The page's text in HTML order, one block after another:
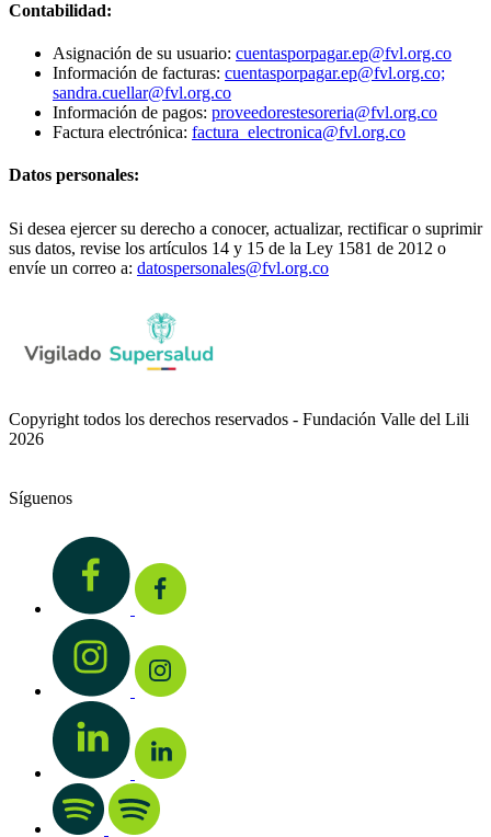
Contabilidad:
Asignación de su usuario: cuentasporpagar.ep@fvl.org.co
Información de facturas: cuentasporpagar.ep@fvl.org.co;
sandra.cuellar@fvl.org.co
Información de pagos: proveedorestesoreria@fvl.org.co
Factura electrónica: factura_electronica@fvl.org.co
Datos personales:
Si desea ejercer su derecho a conocer, actualizar, rectificar o suprimir
sus datos, revise los artículos 14 y 15 de la Ley 1581 de 2012 o
envíe un correo a: datospersonales@fvl.org.co
Copyright todos los derechos reservados - Fundación Valle del Lili
2026
Síguenos